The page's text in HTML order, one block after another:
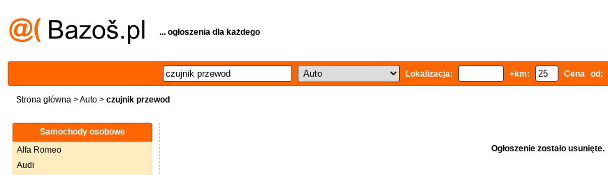
... ogłoszenia dla każdego
Lokalizacja: +km: Cena od:
Strona główna >Auto > czujnik przewod
Samochody osobowe
Alfa Romeo
Audi
Ogłoszenie zostało usunięte.